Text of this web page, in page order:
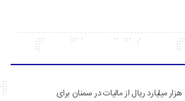
تخصیص ۱۸ هزار میلیارد ریال از مالیات در سمنان برای